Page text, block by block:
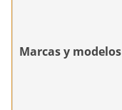
Marcas y modelos